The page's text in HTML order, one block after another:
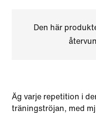
Den här
Äg varje repetition i
träningströjan, med